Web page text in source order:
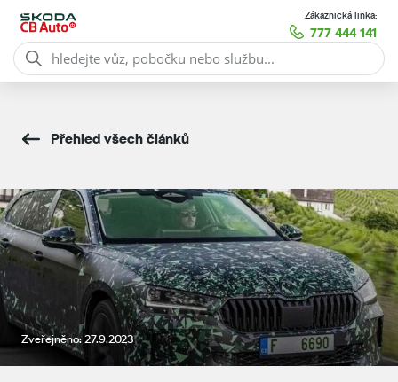
Zákaznická linka:
777 444 141
Přehled všech článků
Zveřejněno: 27.9.2023